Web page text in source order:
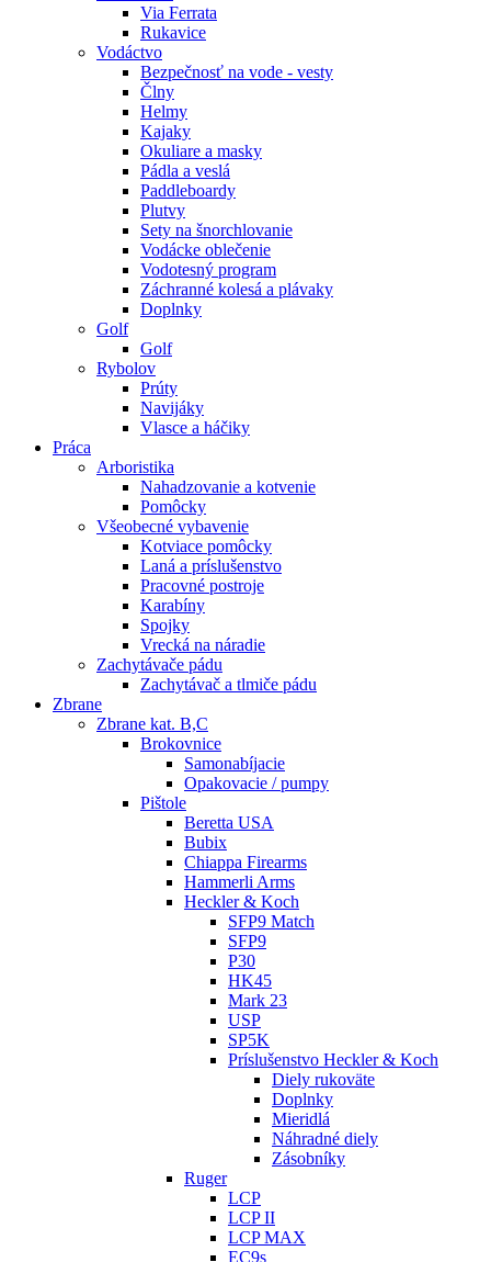
Via Ferrata
Rukavice
Vodáctvo
Bezpečnosť na vode - vesty
Člny
Helmy
Kajaky
Okuliare a masky
Pádla a veslá
Paddleboardy
Plutvy
Sety na šnorchlovanie
Vodácke oblečenie
Vodotesný program
Záchranné kolesá a plávaky
Doplnky
Golf
Golf
Rybolov
Prúty
Navijáky
Vlasce a háčiky
Práca
Arboristika
Nahadzovanie a kotvenie
Pomôcky
Všeobecné vybavenie
Kotviace pomôcky
Laná a príslušenstvo
Pracovné postroje
Karabíny
Spojky
Vrecká na náradie
Zachytávače pádu
Zachytávač a tlmiče pádu
Zbrane
Zbrane kat. B,C
Brokovnice
Samonabíjacie
Opakovacie / pumpy
Pištole
Beretta USA
Bubix
Chiappa Firearms
Hammerli Arms
Heckler & Koch
SFP9 Match
SFP9
P30
HK45
Mark 23
USP
SP5K
Príslušenstvo Heckler & Koch
Diely rukoväte
Doplnky
Mieridlá
Náhradné diely
Zásobníky
Ruger
LCP
LCP II
LCP MAX
EC9s